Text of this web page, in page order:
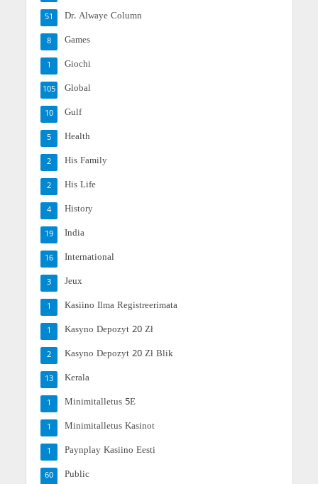
Dr. Alwaye Column
51
Games
8
Giochi
1
Global
105
Gulf
10
Health
5
His Family
2
His Life
2
History
4
India
19
International
16
Jeux
3
Kasiino Ilma Registreerimata
1
Kasyno Depozyt 20 Zł
1
Kasyno Depozyt 20 Zł Blik
2
Kerala
13
Minimitalletus 5E
1
Minimitalletus Kasinot
1
Paynplay Kasiino Eesti
1
Public
60